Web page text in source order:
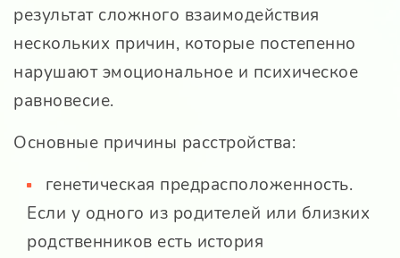
результат сложного взаимодействия
нескольких причин, которые постепенно
нарушают эмоциональное и психическое
равновесие.
Основные причины расстройства:
генетическая предрасположенность.
Если у одного из родителей или близких
родственников есть история